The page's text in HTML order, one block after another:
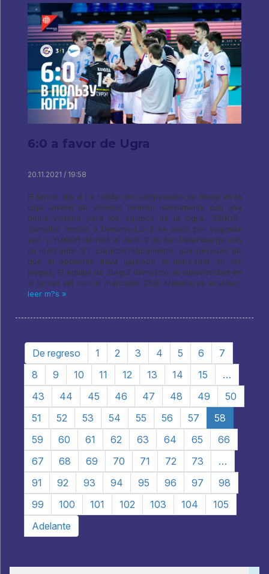
6:0 a favor de Ugra
20.11.2021 / 19:58
El tercer día 4 La ronda del Campeonato de Rusia en la
Liga Juvenil de Voleibol terminó nuevamente con una
doble victoria para los equipos de la Ugra.. SSHOR-
Samotlor venció a Dynamo-LO-3 en seco por segunda
vez, y YUKIOR derrotó al Zenit-2 de San Petersburgo con
un marcador 3:1. caracter?sticamente, que después de
que el oponente haya igualado el marcador en los
juegos, El equipo de Surgut demostró su superioridad en
el tercer set con un marcador 25:9. Mañana es el último,
leer m?s »
De regreso 1 2 3 4 5 6
7
8
9 10 11 12 13 14 15
…
43
44 45 46 47 48 49
50
51
52 53 54 55 56 57
58
59
60 61 62 63 64 65
66
67
68 69 70 71 72 73
…
91
92 93 94 95 96 97
98
99
100 101 102 103 104
105
Adelante